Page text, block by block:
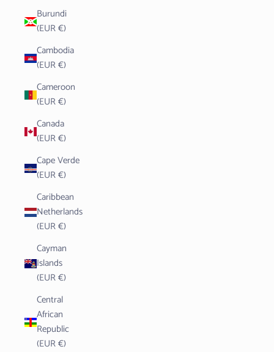
Burundi
(EUR €)
Cambodia
(EUR €)
Cameroon
(EUR €)
Canada
(EUR €)
Cape Verde
(EUR €)
Caribbean
Netherlands
(EUR €)
Cayman
Islands
(EUR €)
Central
African
Republic
(EUR €)